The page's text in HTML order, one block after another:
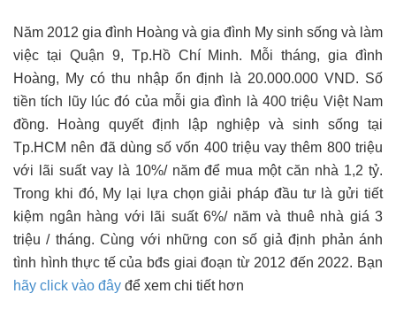
Năm 2012 gia đình Hoàng và gia đình My sinh sống và làm
việc tại Quận 9, Tp.Hồ Chí Minh. Mỗi tháng, gia đình
Hoàng, My có thu nhập ổn định là 20.000.000 VND. Số
tiền tích lũy lúc đó của mỗi gia đình là 400 triệu Việt Nam
đồng. Hoàng quyết định lập nghiệp và sinh sống tại
Tp.HCM nên đã dùng số vốn 400 triệu vay thêm 800 triệu
với lãi suất vay là 10%/ năm để mua một căn nhà 1,2 tỷ.
Trong khi đó, My lại lựa chọn giải pháp đầu tư là gửi tiết
kiệm ngân hàng với lãi suất 6%/ năm và thuê nhà giá 3
triệu / tháng. Cùng với những con số giả định phản ánh
tình hình thực tế của bđs giai đoạn từ 2012 đến 2022. Bạn
hãy click vào đây để xem chi tiết hơn